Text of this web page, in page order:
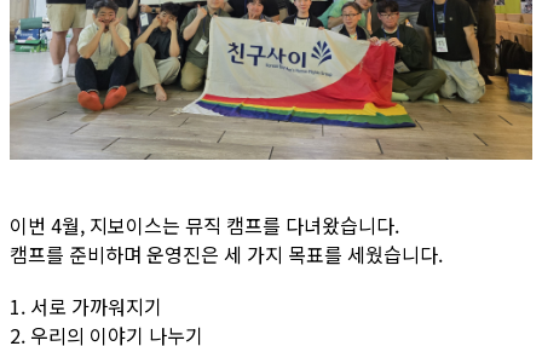
이번 4월, 지보이스는 뮤직 캠프를 다녀왔습니다.
캠프를 준비하며 운영진은 세 가지 목표를 세웠습니다.
1. 서로 가까워지기
2. 우리의 이야기 나누기